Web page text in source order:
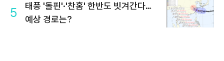
5
태풍 '돌핀'·'찬홈' 한반도 빗겨간다…
예상 경로는?